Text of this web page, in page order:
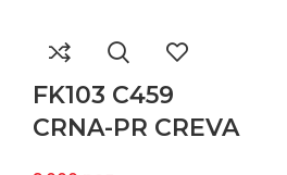
FK103 C459
CRNA-PR CREVA